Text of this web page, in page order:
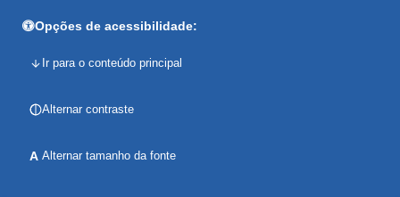
Opções de acessibilidade:
Ir para o conteúdo principal
Alternar contraste
A Alternar tamanho da fonte